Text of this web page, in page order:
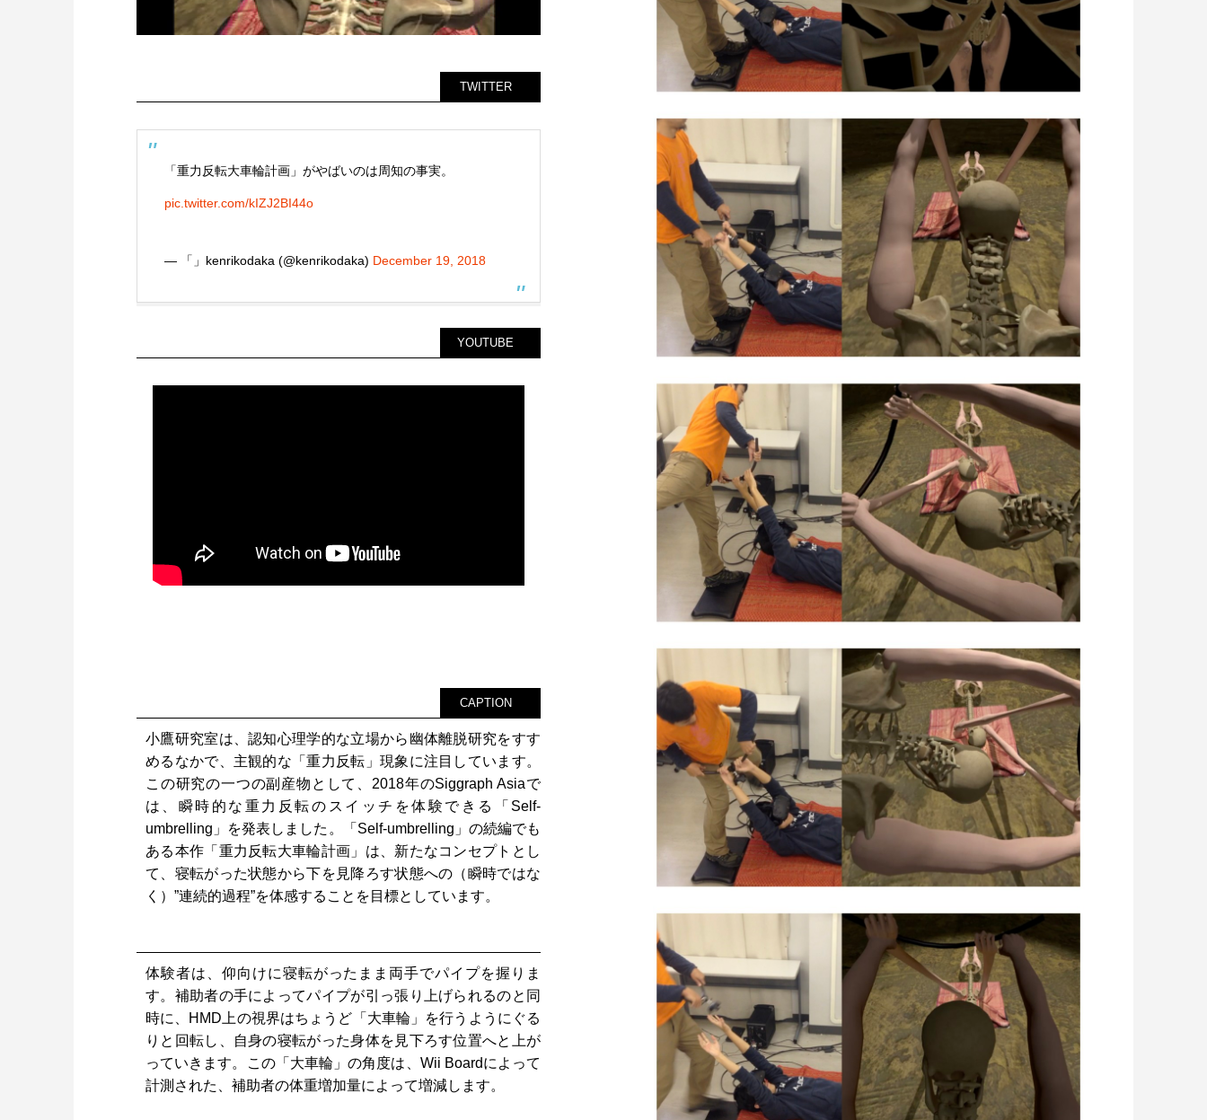
TWITTER
「重力反転大車輪計画」がやばいのは周知の事実。
pic.twitter.com/kIZJ2BI44o
— 「」kenrikodaka (@kenrikodaka) December 19, 2018
YOUTUBE
CAPTION
小鷹研究室は、認知心理学的な立場から幽体離脱研究をすす
めるなかで、主観的な「重力反転」現象に注目しています。
この研究の一つの副産物として、2018年のSiggraph Asiaで
は、瞬時的な重力反転のスイッチを体験できる「Self-
umbrelling」を発表しました。「Self-umbrelling」の続編でも
ある本作「重力反転大車輪計画」は、新たなコンセプトとし
て、寝転がった状態から下を見降ろす状態への（瞬時ではな
く）”連続的過程”を体感することを目標としています。
体験者は、仰向けに寝転がったまま両手でパイプを握りま
す。補助者の手によってパイプが引っ張り上げられるのと同
時に、HMD上の視界はちょうど「大車輪」を行うようにぐる
りと回転し、自身の寝転がった身体を見下ろす位置へと上が
っていきます。この「大車輪」の角度は、Wii Boardによって
計測された、補助者の体重増加量によって増減します。